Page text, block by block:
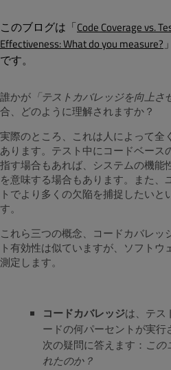
このブログは「Code Coverage vs.
Effectiveness: What do you measure?
です。
誰かが 「テストカバレッジを向上さ
合、どのように理解されますか？
実際のところ、これは人によって全
あります。テスト中にコードベース
指す場合もあれば、システムの機能
を意味する場合もあります。また、
トでより多くの欠陥を捕捉したいと
す。
これら三つの概念、コードカバレッ
ト有効性は似ていますが、ソフト
測定します。
コードカバレッジは、テス
ードの何パーセントが実
次の疑問に答えます： この
れたのか？